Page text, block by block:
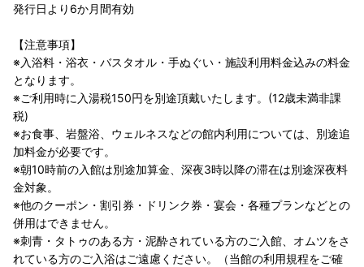
発行日より6か月間有効
【注意事項】
※入浴料・浴衣・バスタオル・手ぬぐい・施設利用料金込みの料金
となります。
※ご利用時に入湯税150円を別途頂戴いたします。(12歳未満非課
税)
※お食事、岩盤浴、ウェルネスなどの館内利用については、別途追
加料金が必要です。
※朝10時前の入館は別途加算金、深夜3時以降の滞在は別途深夜料
金対象。
※他のクーポン・割引券・ドリンク券・宴会・各種プランなどとの
併用はできません。
※刺青・タトゥのある方・泥酔されている方のご入館、オムツをさ
れている方のご入浴はご遠慮ください。（当館の利用規程をご確